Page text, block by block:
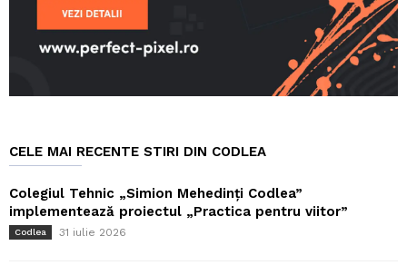
CELE MAI RECENTE STIRI DIN CODLEA
Colegiul Tehnic „Simion Mehedinți Codlea”
implementează proiectul „Practica pentru viitor”
Codlea 31 iulie 2026